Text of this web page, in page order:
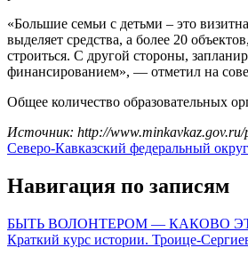
«Большие семьи с детьми – это
выделяет средства, а более 20
строиться. С другой стороны,
финансированием», — отметил на
Общее количество образовательных
Источник: http://www.minkavkaz.gov.ru/
Северо-Кавказский федеральный округ
Навигация по записям
БЫТЬ ВОЛОНТЕРОМ — КАКОВО
Краткий курс истории. Троице-